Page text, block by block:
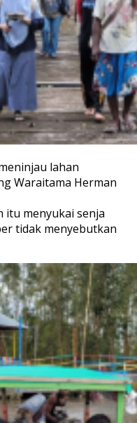
lahan
Waraitama Herman
itu menyukai senja
tidak menyebutkan